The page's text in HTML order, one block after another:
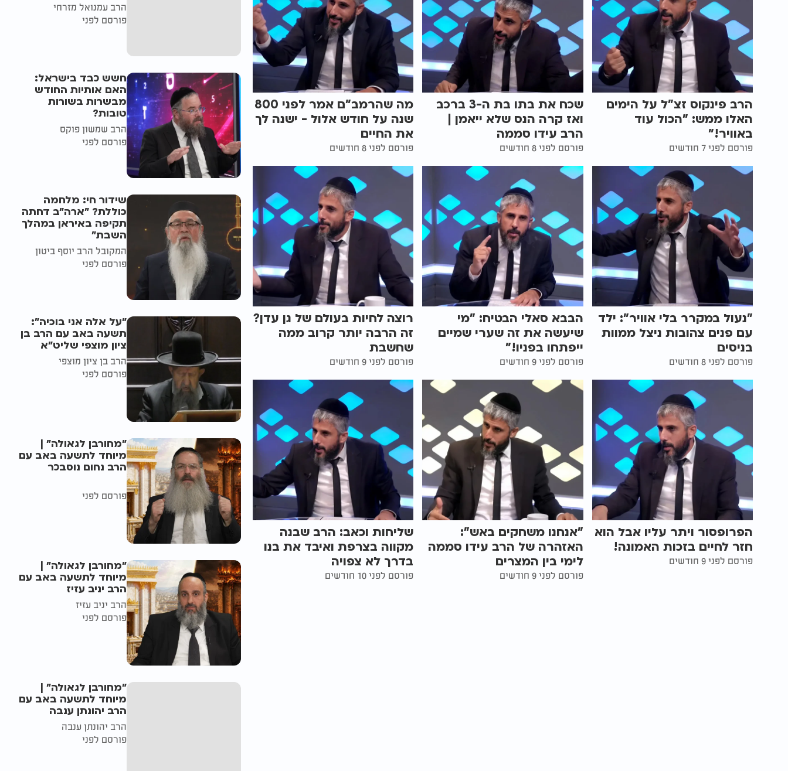
הרב פינקוס זצ"ל על הימים
האלו ממש: "הכול עוד
באוויר!"
פורסם לפני 7 חודשים
שכח את בתו בת ה-3 ברכב
ואז קרה הנס שלא ייאמן |
הרב עידו סממה
פורסם לפני 8 חודשים
מה שהרמב"ם אמר לפני 800
שנה על חודש אלול - ישנה לך
את החיים
פורסם לפני 8 חודשים
"נעול במקרר בלי אוויר": ילד
עם פנים צהובות ניצל ממוות
בניסים
פורסם לפני 8 חודשים
הבבא סאלי הבטיח: "מי
שיעשה את זה שערי שמיים
ייפתחו בפניו!"
פורסם לפני 9 חודשים
רוצה לחיות בעולם של גן עדן?
זה הרבה יותר קרוב ממה
שחשבת
פורסם לפני 9 חודשים
הפרופסור ויתר עליו אבל הוא
חזר לחיים בזכות האמונה!
פורסם לפני 9 חודשים
"אנחנו משחקים באש":
האזהרה של הרב עידו סממה
לימי בין המצרים
פורסם לפני 9 חודשים
שליחות וכאב: הרב שבנה
מקווה בצרפת ואיבד את בנו
בדרך לא צפויה
פורסם לפני 10 חודשים
הרב עמנואל מזרחי
פורסם לפני
חשש כבד בישראל:
האם אותיות החודש
מבשרות בשורות
טובות?
הרב שמשון פוקס
פורסם לפני
שידור חי: מלחמה
כוללת? ״ארה"ב דחתה
תקיפה באיראן במהלך
השבת״
המקובל הרב יוסף ביטון
פורסם לפני
"על אלה אני בוכיה":
תשעה באב עם הרב בן
ציון מוצפי שליט"א
הרב בן ציון מוצפי
פורסם לפני
"מחורבן לגאולה" |
מיוחד לתשעה באב עם
הרב נחום נוסבכר
פורסם לפני
"מחורבן לגאולה" |
מיוחד לתשעה באב עם
הרב יניב עזיז
הרב יניב עזיז
פורסם לפני
"מחורבן לגאולה" |
מיוחד לתשעה באב עם
הרב יהונתן ענבה
הרב יהונתן ענבה
פורסם לפני